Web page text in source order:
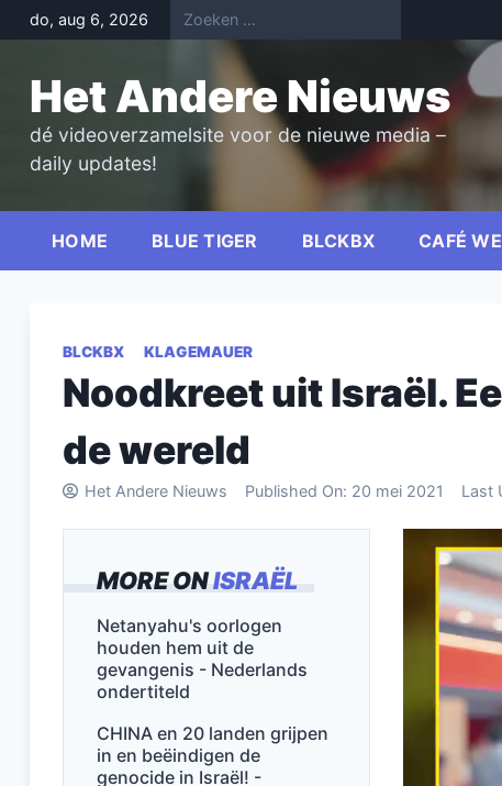
Skip
to
do, aug 6, 2026
Het Andere Nieuws
dé videoverzamelsite voor de nieuwe media –
daily updates!
HOME BLUE TIGER BLCKBX CAFÉ
BLCKBX KLAGEMAUER
Noodkreet uit Israël.
de wereld
Het Andere Nieuws Published On: 20 mei 2021 Last
MORE ONISRAËL
Netanyahu's oorlogen
houden hem uit de
gevangenis - Nederlands
ondertiteld
CHINA en 20 landen grijpen
in en beëindigen de
genocide in Israël! -